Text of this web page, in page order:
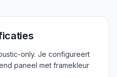
only. Je configureert
paneel met framekleur